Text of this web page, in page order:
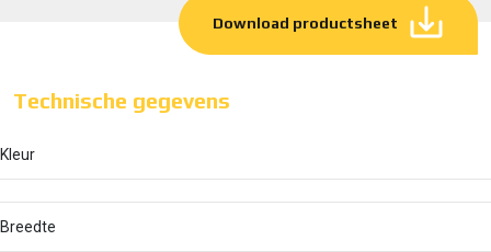
Download productsheet
Technische gegevens
Kleur
Breedte